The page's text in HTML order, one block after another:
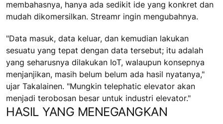
membahasnya, hanya ada sedikit ide yang konkret dan
mudah dikomersilkan. Streamr ingin mengubahnya.
"Data masuk, data keluar, dan kemudian lakukan
sesuatu yang tepat dengan data tersebut; itu adalah
yang seharusnya dilakukan IoT, walaupun konsepnya
menjanjikan, masih belum belum ada hasil nyatanya,"
ujar Takalainen. "Mungkin telephatic elevator akan
menjadi terobosan besar untuk industri elevator."
HASIL YANG MENEGANGKAN